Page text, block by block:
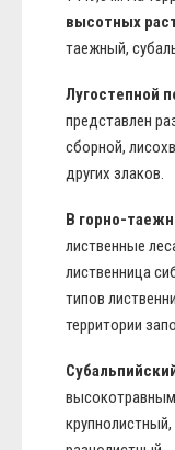
высотных
таежный,
Лугостепной
представлен
сборной,
других злаков.
В горно-
лиственные
лиственница
типов
территории